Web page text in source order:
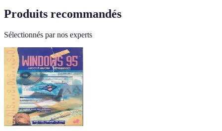
Produits recommandés
Sélectionnés par nos experts